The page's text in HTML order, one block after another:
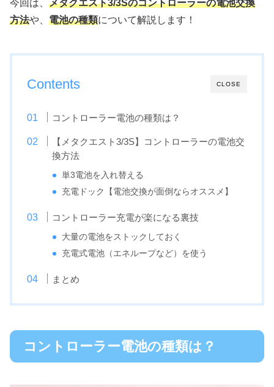
今回は、 メタクエスト3/3Sのコントローラーの電池交換
方法や、 電池の種類について解説します！
CLOSE
Contents
コントローラー電池の種類は？
【メタクエスト3/3S】コントローラーの電池交
換方法
単3電池を入れ替える
充電ドック【電池交換が面倒ならオススメ】
コントローラー充電が楽になる裏技
大量の電池をストックしておく
充電式電池（エネループなど）を使う
まとめ
コントローラー電池の種類は？